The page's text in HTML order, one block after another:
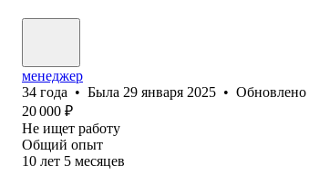
менеджер
34 года • Была 29 января 2025 • Обновлено
20 000 ₽
Не ищет работу
Общий опыт
10 лет 5 месяцев